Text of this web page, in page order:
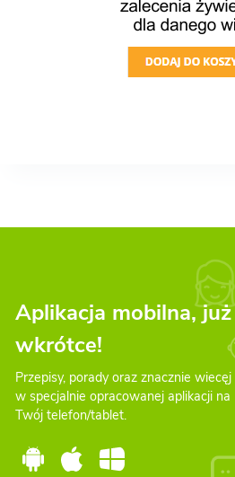
Aplikacja mobilna, już
wkrótce!
Przepisy, porady oraz znacznie wiecęj
w specjalnie opracowanej aplikacji na
Twój telefon/tablet.